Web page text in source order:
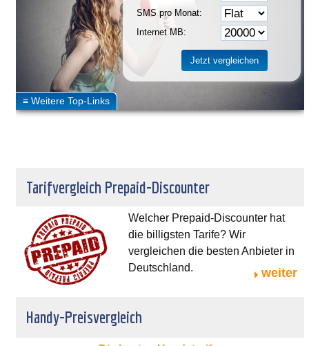
SMS pro Monat:
Internet MB:
Tarifvergleich Prepaid-Discounter
Welcher Prepaid-Discounter hat
die billigsten Tarife? Wir
vergleichen die besten Anbieter in
Deutschland.
weiter
Handy-Preisvergleich